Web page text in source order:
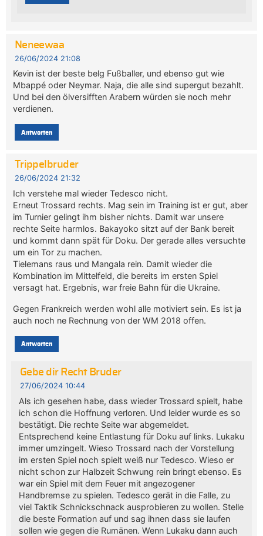
Neneewaa
26/06/2024 21:08
Kevin ist der beste belg Fußballer, und ebenso gut wie
Mbappé oder Neymar. Naja, die alle sind supergut bezahlt.
Und bei den ölversifften Arabern würden sie noch mehr
verdienen.
Antworten
Trippelbruder
26/06/2024 21:32
Ich verstehe mal wieder Tedesco nicht.
Erneut Trossard rechts. Mag sein im Training ist er gut, aber
im Turnier gelingt ihm bisher nichts. Damit war unsere
rechte Seite harmlos. Bakayoko sitzt auf der Bank bereit
und kommt dann spät für Doku. Der gerade alles versuchte
um ein Tor zu machen.
Tielemans raus und Mangala rein. Damit wieder die
Kombination im Mittelfeld, die bereits im ersten Spiel
versagt hat. Ergebnis, war freie Bahn für die Ukraine.
Gegen Frankreich werden wohl alle motiviert sein. Es ist ja
auch noch ne Rechnung von der WM 2018 offen.
Antworten
Gebe dir Recht Bruder
27/06/2024 10:44
Als ich gesehen habe, dass wieder Trossard spielt, habe
ich schon die Hoffnung verloren. Und leider wurde es so
bestätigt. Die rechte Seite war abgemeldet.
Entsprechend keine Entlastung für Doku auf links. Lukaku
immer umzingelt. Wieso Trossard nach der Vorstellung
im ersten Spiel noch spielt weiß nur Tedesco. Wieso er
nicht schon zur Halbzeit Schwung rein bringt ebenso. Es
war ein Spiel mit dem Feuer mit angezogener
Handbremse zu spielen. Tedesco gerät in die Falle, zu
viel Taktik Schnickschnack ausprobieren zu wollen. Stelle
die beste Formation auf und sag ihnen dass sie laufen
sollen wie gegen die Rumänen. Wenn Lukaku dann auch